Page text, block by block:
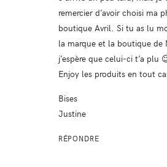
remercier d’avoir choisi ma
boutique Avril. Si tu as lu
la marque et la boutique de
j’espère que celui-ci t’a plu
Enjoy les produits en tout
Bises
Justine
RÉPONDRE